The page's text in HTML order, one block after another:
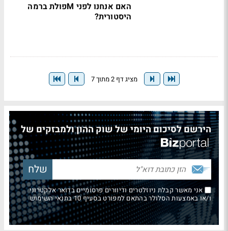
האם אנחנו לפני Mפולת ברמה
היסטורית?
מציג דף 2 מתוך 7
הירשם לסיכום היומי של שוק ההון ולמבזקים של
אני מאשר קבלת ניוזלטרים ודיוורים פרסומיים בדואר אלקטרוני
ו/או באמצעות הסלולר בהתאם למפורט בסעיף 10 בתנאי השימוש